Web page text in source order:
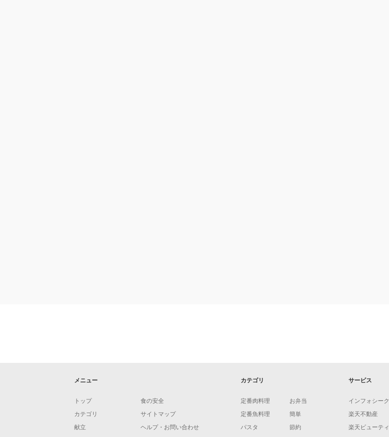
メニュー
トップ
カテゴリ
献立
食の安全
サイトマップ
ヘルプ・お問い合わせ
カテゴリ
定番肉料理
定番魚料理
パスタ
お弁当
簡単
節約
サービス
インフォシーク
楽天不動産
楽天ビューティ